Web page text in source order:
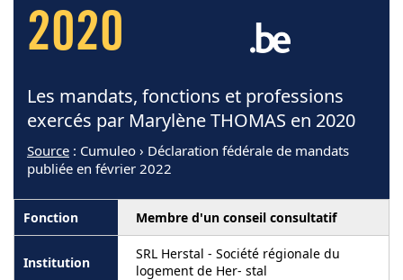
2020
Les mandats, fonctions et professions
exercés par Marylène THOMAS en 2020
Source : Cumuleo › Déclaration fédérale de mandats
publiée en février 2022
Membre d'un conseil consultatif
SRL Herstal - Société régionale du
logement de Her- stal